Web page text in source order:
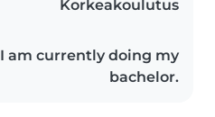
Korkeakoulutus
I am currently doing my
bachelor.